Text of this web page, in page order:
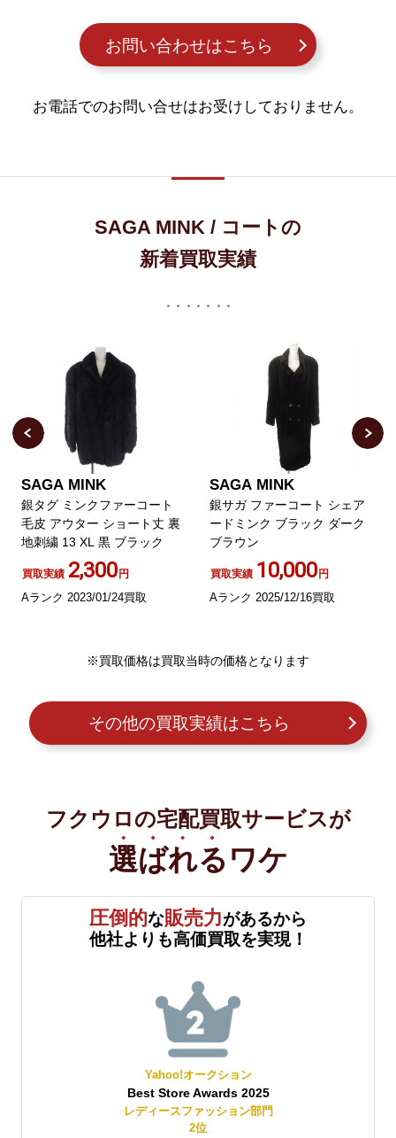
お問い合わせはこちら
お電話でのお問い合せはお受けしておりません。
SAGA MINK / コートの
新着買取実績
SAGA MINK
銀タグ ミンクファーコート
毛皮 アウター ショート丈 裏
地刺繍 13 XL 黒 ブラック
買取実績 2,300円
Aランク 2023/01/24買取
SAGA MINK
銀サガ ファーコート シェア
ードミンク ブラック ダーク
ブラウン
買取実績 10,000円
Aランク 2025/12/16買取
※買取価格は買取当時の価格となります
その他の買取実績はこちら
フクウロの宅配買取サービスが
選ばれる ワケ
圧倒的な販売力があるから
他社よりも高価買取を実現！
Yahoo!オークション
Best Store Awards 2025
レディースファッション部門
2位